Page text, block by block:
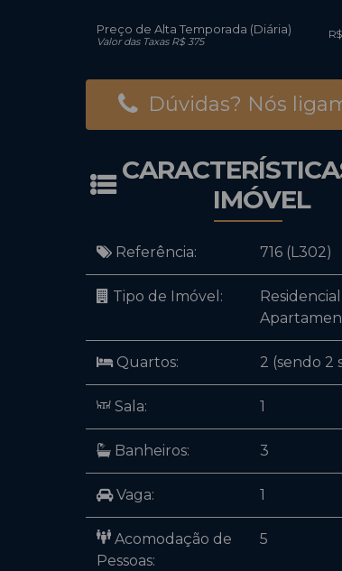
R$
Preço de Alta Temporada (Diária)
Valor das Taxas R$ 375
Dúvidas? Nós
IMÓVEL
Referência: 716 (L302)
Tipo de Imóvel: Residencial
Quartos: 2 (sendo 2
Sala: 1
Banheiros: 3
Vaga: 1
Acomodação de
Pessoas:
5